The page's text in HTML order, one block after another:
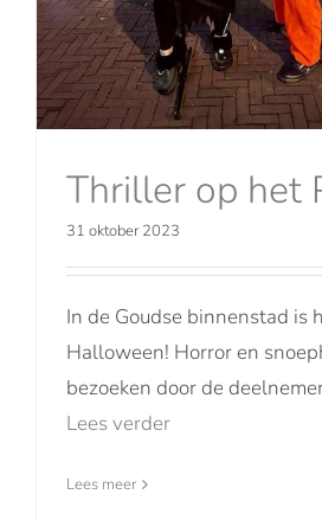
Thriller op het
31 oktober 2023
In de Goudse binnenstad is
Halloween! Horror en
bezoeken door de
Lees verder
Lees meer